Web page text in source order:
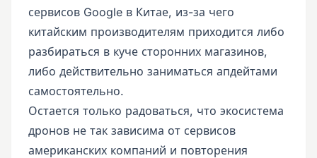
сервисов Google в Китае, из-за чего
китайским производителям приходится либо
разбираться в куче сторонних магазинов,
либо действительно заниматься апдейтами
самостоятельно.
Остается только радоваться, что экосистема
дронов не так зависима от сервисов
американских компаний и повторения